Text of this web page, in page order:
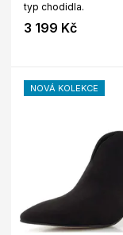
typ chodidla.
3 199 Kč
NOVÁ KOLEKCE